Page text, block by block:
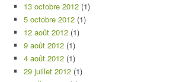
13 octobre 2012 (1)
5 octobre 2012 (1)
12 août 2012 (1)
9 août 2012 (1)
4 août 2012 (1)
29 juillet 2012 (1)